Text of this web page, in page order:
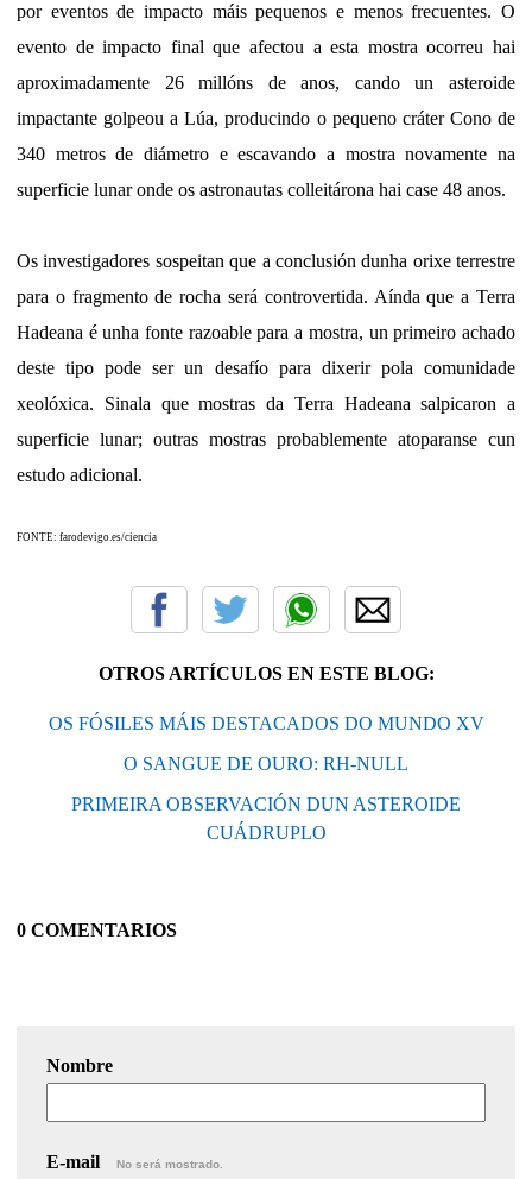
por eventos de impacto máis pequenos e menos frecuentes. O
evento de impacto final que afectou a esta mostra ocorreu hai
aproximadamente 26 millóns de anos, cando un asteroide
impactante golpeou a Lúa, producindo o pequeno cráter Cono de
340 metros de diámetro e escavando a mostra novamente na
superficie lunar onde os astronautas colleitárona hai case 48 anos.
Os investigadores sospeitan que a conclusión dunha orixe terrestre
para o fragmento de rocha será controvertida. Aínda que a Terra
Hadeana é unha fonte razoable para a mostra, un primeiro achado
deste tipo pode ser un desafío para dixerir pola comunidade
xeolóxica. Sinala que mostras da Terra Hadeana salpicaron a
superficie lunar; outras mostras probablemente atoparanse cun
estudo adicional.
FONTE: farodevigo.es/ciencia
OTROS ARTÍCULOS EN ESTE BLOG:
OS FÓSILES MÁIS DESTACADOS DO MUNDO XV
O SANGUE DE OURO: RH-NULL
PRIMEIRA OBSERVACIÓN DUN ASTEROIDE
CUÁDRUPLO
0 COMENTARIOS
Nombre
E-mail No será mostrado.